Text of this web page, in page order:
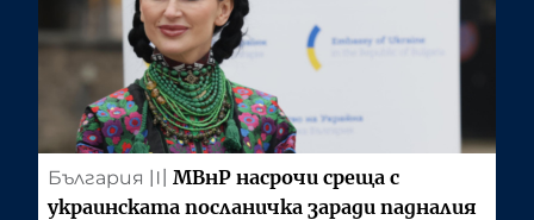
България 〣 МВнР насрочи среща с
украинската посланичка заради падналия